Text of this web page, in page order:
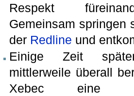
Respekt
Gemeinsam springen
der Redline und
Einige Zeit
mittlerweile überall
Xebec eine